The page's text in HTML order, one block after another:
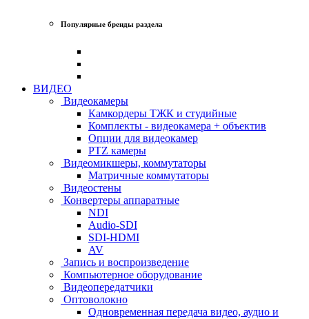
Популярные бренды раздела
ВИДЕО
Видеокамеры
Камкордеры ТЖК и студийные
Комплекты - видеокамера + объектив
Опции для видеокамер
PTZ камеры
Видеомикшеры, коммутаторы
Матричные коммутаторы
Видеостены
Конвертеры аппаратные
NDI
Audio-SDI
SDI-HDMI
AV
Запись и воспроизведение
Компьютерное оборудование
Видеопередатчики
Оптоволокно
Одновременная передача видео, аудио и